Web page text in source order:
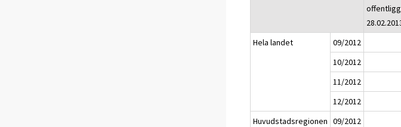
Hela landet 09/2012
10/2012
11/2012
12/2012
Huvudstadsregionen 09/2012